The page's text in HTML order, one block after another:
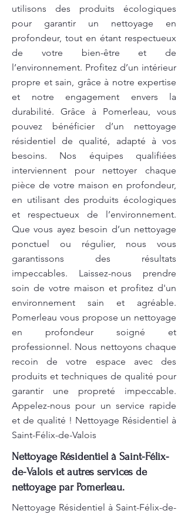
utilisons des produits écologiques
pour garantir un nettoyage en
profondeur, tout en étant respectueux
de votre bien-être et de
l’environnement. Profitez d’un intérieur
propre et sain, grâce à notre expertise
et notre engagement envers la
durabilité. Grâce à Pomerleau, vous
pouvez bénéficier d’un nettoyage
résidentiel de qualité, adapté à vos
besoins. Nos équipes qualifiées
interviennent pour nettoyer chaque
pièce de votre maison en profondeur,
en utilisant des produits écologiques
et respectueux de l’environnement.
Que vous ayez besoin d’un nettoyage
ponctuel ou régulier, nous vous
garantissons des résultats
impeccables. Laissez-nous prendre
soin de votre maison et profitez d'un
environnement sain et agréable.
Pomerleau vous propose un nettoyage
en profondeur soigné et
professionnel. Nous nettoyons chaque
recoin de votre espace avec des
produits et techniques de qualité pour
garantir une propreté impeccable.
Appelez-nous pour un service rapide
et de qualité ! Nettoyage Résidentiel à
Saint-Félix-de-Valois
Nettoyage Résidentiel à Saint-Félix-
de-Valois et autres services de
nettoyage par Pomerleau.
Nettoyage Résidentiel à Saint-Félix-de-